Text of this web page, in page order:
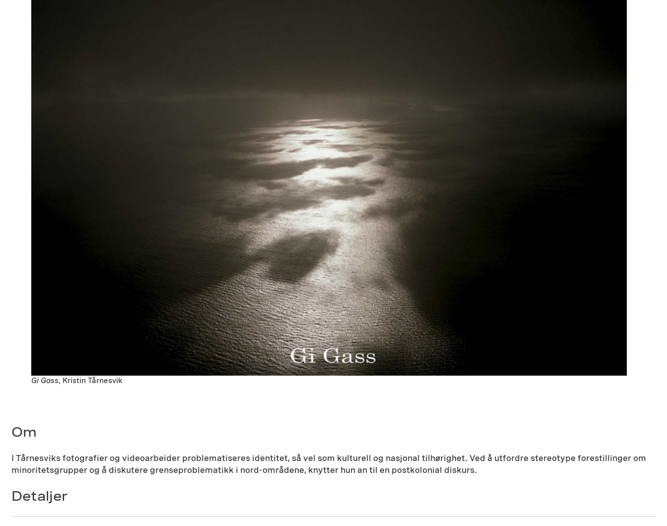
Gi Gass, Kristin Tårnesvik
Om
I Tårnesviks fotografier og videoarbeider problematiseres identitet, så vel som kulturell og nasjonal tilhørighet. Ved å utfordre stereotype forestillinger om
minoritetsgrupper og å diskutere grenseproblematikk i nord-områdene, knytter hun an til en postkolonial diskurs.
Detaljer